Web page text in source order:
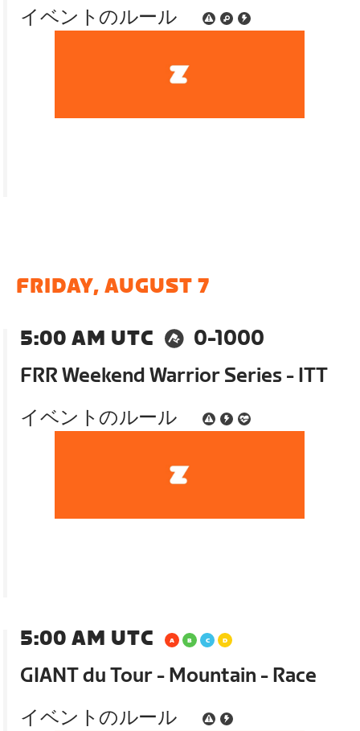
イベントのルール
FRIDAY, AUGUST 7
5:00 AM UTC
0-1000
FRR Weekend Warrior Series - ITT
イベントのルール
5:00 AM UTC
GIANT du Tour - Mountain - Race
イベントのルール